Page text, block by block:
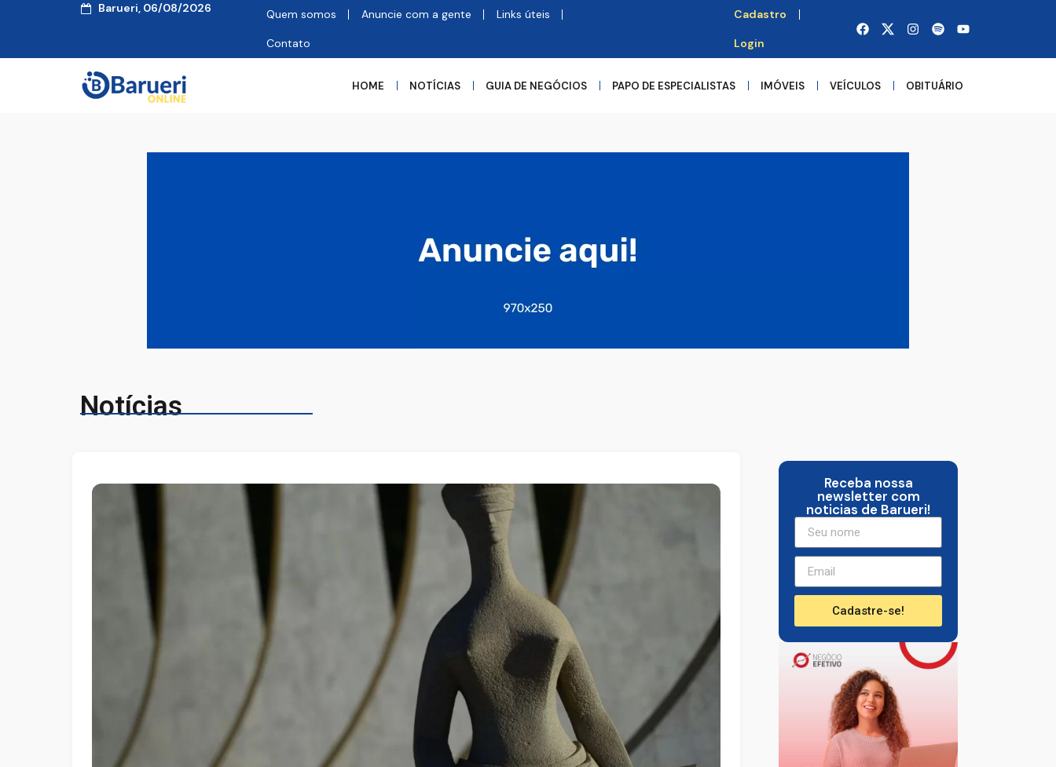
Barueri, 06/08/2026 Quem somos Anuncie com a gente Links úteis
Contato
Cadastro
Login
HOME NOTÍCIAS GUIA DE NEGÓCIOS PAPO DE ESPECIALISTAS IMÓVEIS VEÍCULOS OBITUÁRIO
Notícias
Receba nossa
newsletter com
noticias de Barueri!
Cadastre-se!